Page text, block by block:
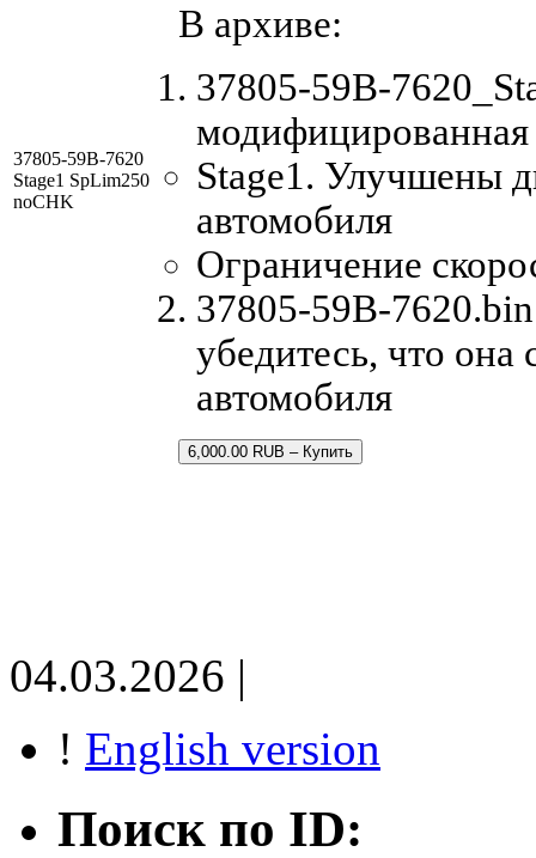
37805-59B-7620
Stage1 SpLim250
noCHK
В архиве:
37805-59B-
Stage1. Улучшены
автомобиля
Ограничение
37805-59B-7620.bin
убедитесь, что она
автомобиля
6,000.00 RUB – Купить
04.03.2026 |
! English version
Поиск по ID: